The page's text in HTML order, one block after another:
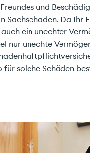
und
Sachschaden. Da Ihr
ein unechter
nur unechte
solche Schäden
zu!